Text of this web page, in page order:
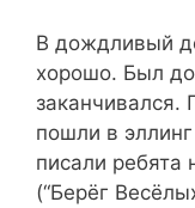
В дождливый
хорошо. Был
заканчивался.
пошли в
писали
(“Берёг